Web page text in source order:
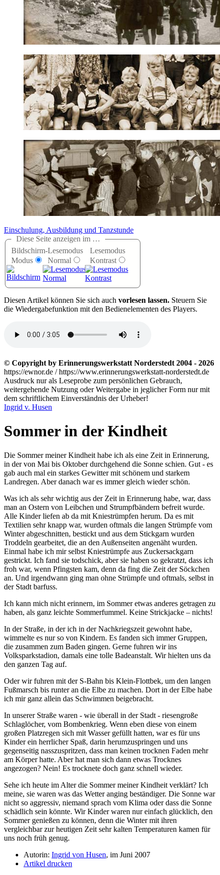
Einschulung, Ausbildung und Tanzstunde
Diese Seite anzeigen im …
Bildschirm-
Modus
Lesemodus
Normal
Lesemodus
Kontrast
Diesen Artikel können Sie sich auch vorlesen lassen. Steuern Sie
die Wiedergabefunktion mit den Bedienelementen des Players.
© Copyright by Erinnerungswerkstatt Norderstedt 2004 - 2026
https://ewnor.de / https://www.erinnerungswerkstatt-norderstedt.de
Ausdruck nur als Leseprobe zum persönlichen Gebrauch,
weitergehende Nutzung oder Weitergabe in jeglicher Form nur mit
dem schriftlichem Einverständnis der Urheber!
Ingrid v. Husen
Sommer in der Kindheit
Die Sommer meiner Kindheit habe ich als eine Zeit in Erinnerung,
in der von Mai bis Oktober durchgehend die Sonne schien. Gut - es
gab auch mal ein starkes Gewitter mit schönem und starkem
Landregen. Aber danach war es immer gleich wieder schön.
Was ich als sehr wichtig aus der Zeit in Erinnerung habe, war, dass
man an Ostern von Leibchen und Strumpfbändern befreit wurde.
Alle Kinder liefen ab da mit Kniestrümpfen herum. Da es mit
Textilien sehr knapp war, wurden oftmals die langen Strümpfe vom
Winter abgeschnitten, bestickt und aus dem Stickgarn wurden
Troddeln gearbeitet, die an den Außenseiten angenäht wurden.
Einmal habe ich mir selbst Kniestrümpfe aus Zuckersackgarn
gestrickt. Ich fand sie todschick, aber sie haben so gekratzt, dass ich
froh war, wenn Pfingsten kam, denn da fing die Zeit der Söckchen
an. Und irgendwann ging man ohne Strümpfe und oftmals, selbst in
der Stadt barfuss.
Ich kann mich nicht erinnern, im Sommer etwas anderes getragen zu
haben, als ganz leichte Sommerfummel. Keine Strickjacke – nichts!
In der Straße, in der ich in der Nachkriegszeit gewohnt habe,
wimmelte es nur so von Kindern. Es fanden sich immer Gruppen,
die zusammen zum Baden gingen. Gerne fuhren wir ins
Volksparkstadion, damals eine tolle Badeanstalt. Wir hielten uns da
den ganzen Tag auf.
Oder wir fuhren mit der S-Bahn bis Klein-Flottbek, um den langen
Fußmarsch bis runter an die Elbe zu machen. Dort in der Elbe habe
ich mir ganz allein das Schwimmen beigebracht.
In unserer Straße waren - wie überall in der Stadt - riesengroße
Schlaglöcher, vom Bombenkrieg. Wenn eben diese von einem
großen Platzregen sich mit Wasser gefüllt hatten, war es für uns
Kinder ein herrlicher Spaß, darin herumzuspringen und uns
gegenseitig nasszuspritzen, dass man keinen trocknen Faden mehr
am Körper hatte. Aber hat man sich dann etwas Trocknes
angezogen? Nein! Es trocknete doch ganz schnell wieder.
Sehe ich heute im Alter die Sommer meiner Kindheit verklärt? Ich
meine, sie waren was das Wetter anging beständiger. Die Sonne war
nicht so aggressiv, niemand sprach vom Klima oder dass die Sonne
schädlich sein könnte. Wir Kinder waren nur einfach glücklich, den
Sommer genießen zu können, denn die Winter mit ihren
vergleichbar zur heutigen Zeit sehr kalten Temperaturen kamen für
uns noch früh genug.
Autorin: Ingrid von Husen, im Juni 2007
Artikel drucken